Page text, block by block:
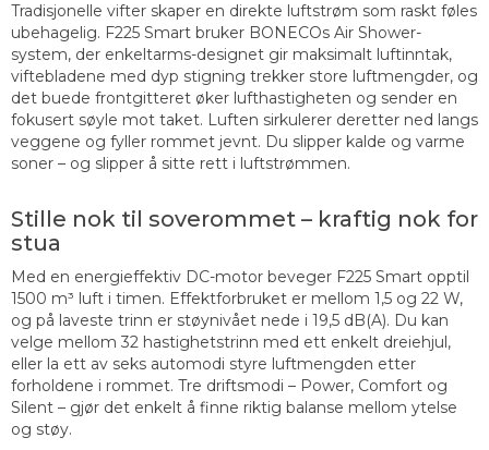
Tradisjonelle vifter skaper en direkte luftstrøm som raskt føles
ubehagelig. F225 Smart bruker BONECOs Air Shower-
system, der enkeltarms-designet gir maksimalt luftinntak,
viftebladene med dyp stigning trekker store luftmengder, og
det buede frontgitteret øker lufthastigheten og sender en
fokusert søyle mot taket. Luften sirkulerer deretter ned langs
veggene og fyller rommet jevnt. Du slipper kalde og varme
soner – og slipper å sitte rett i luftstrømmen.
Stille nok til soverommet – kraftig nok for
stua
Med en energieffektiv DC-motor beveger F225 Smart opptil
1500 m³ luft i timen. Effektforbruket er mellom 1,5 og 22 W,
og på laveste trinn er støynivået nede i 19,5 dB(A). Du kan
velge mellom 32 hastighetstrinn med ett enkelt dreiehjul,
eller la ett av seks automodi styre luftmengden etter
forholdene i rommet. Tre driftsmodi – Power, Comfort og
Silent – gjør det enkelt å finne riktig balanse mellom ytelse
og støy.